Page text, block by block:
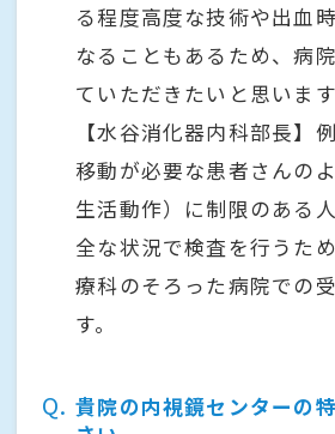
る程度高度な技術や出血
なることもあるため、病
ていただきたいと思います
【水谷消化器内科部長】
移動が必要な患者さんの
生活動作）に制限のある
全な状況で検査を行うた
療科のそろった病院での
す。
Q
貴院の内視鏡センターの